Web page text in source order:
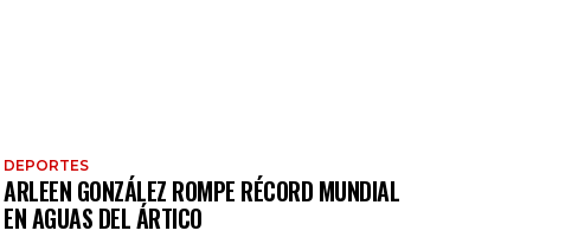
DEPORTES
ARLEEN GONZÁLEZ ROMPE RÉCORD MUNDIAL
EN AGUAS DEL ÁRTICO